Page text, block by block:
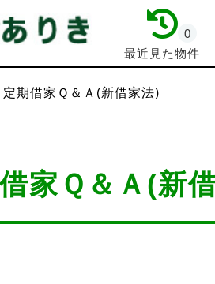
最近見た物件
0
定期借家Ｑ＆Ａ(新借家法)
家Ｑ＆Ａ(新